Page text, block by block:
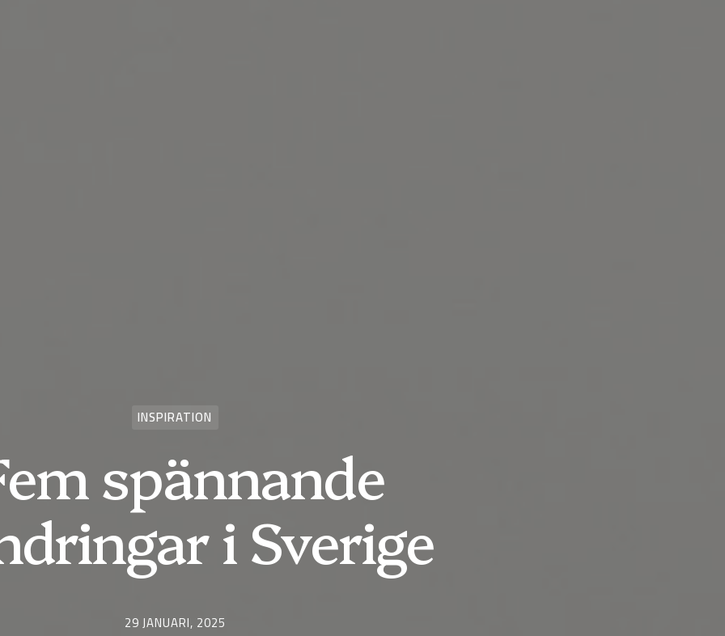
INSPIRATION
spännande
i Sverige
29 JANUARI, 2025